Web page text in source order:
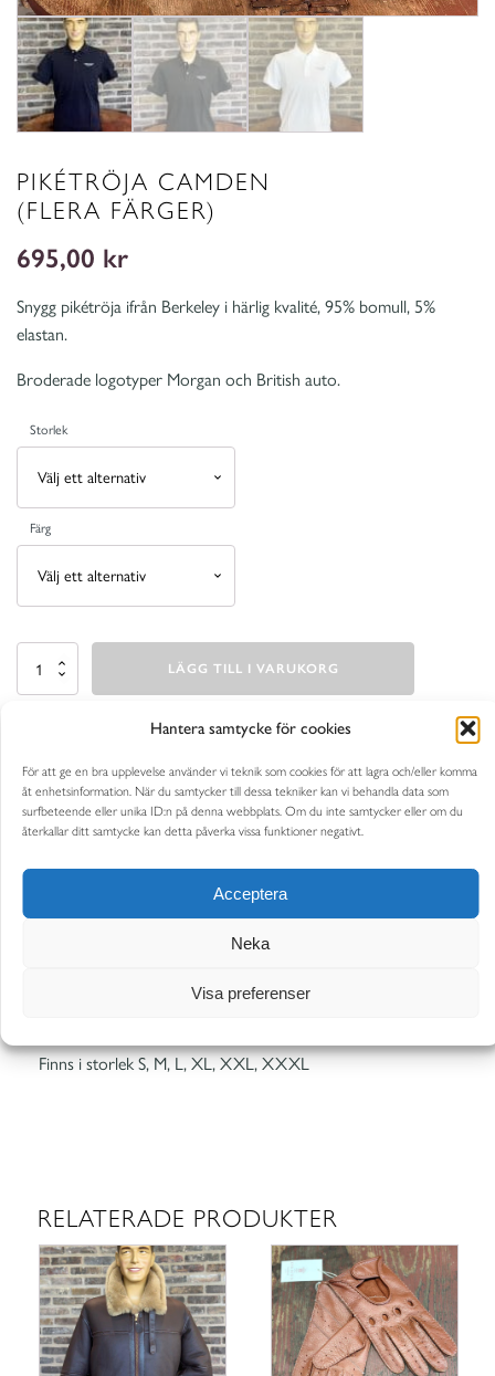
Hantera samtycke för cookies
För att ge en bra upplevelse använder vi teknik som cookies för att lagra och/eller komma
åt enhetsinformation. När du samtycker till dessa tekniker kan vi behandla data som
surfbeteende eller unika ID:n på denna webbplats. Om du inte samtycker eller om du
återkallar ditt samtycke kan detta påverka vissa funktioner negativt.
Acceptera
Neka
Visa preferenser
PIKÉTRÖJA CAMDEN
(FLERA FÄRGER)
695,00 kr
Snygg pikétröja ifrån Berkeley i härlig kvalité, 95% bomull, 5%
elastan.
Broderade logotyper Morgan och British auto.
Storlek
Färg
Pikétröja
Camden
(flera
LÄGG TILL I VARUKORG
BESKRIVNING
YTTERLIGARE INFORMATION
Finns i storlek S, M, L, XL, XXL, XXXL
RELATERADE PRODUKTER
Den
här
produkten
har
flera
varianter.
Den
här
produkten
har
flera
varianter.